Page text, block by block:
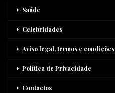
Saúde
Celebridades
Aviso legal, termos e condições
Política de Privacidade
Contactos